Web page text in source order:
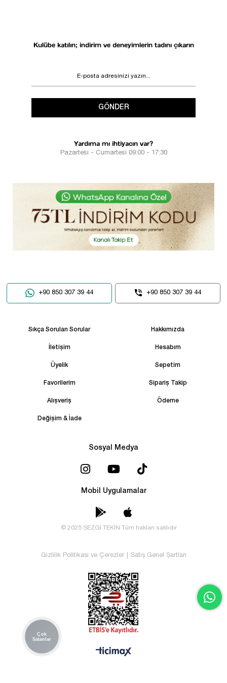
Kulübe katılın; indirim ve deneyimlerin tadını çıkarın
GÖNDER
Yardıma mı ihtiyacın var?
Pazartesi - Cumartesi 09:00 - 17:30
+90 850 307 39 44 +90 850 307 39 44
Sıkça Sorulan Sorular Hakkımızda
İletişim Hesabım
Üyelik Sepetim
Favorilerim Sipariş Takip
Alışveriş Ödeme
Değişim & İade
Sosyal Medya
Mobil Uygulamalar
© 2025 SEZGİ TEKİN Tüm hakları saklıdır
Gizlilik Politikası ve Çerezler Satış Genel Şartları
Çok
Satanlar